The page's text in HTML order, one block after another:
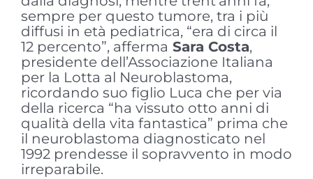
sempre per questo tumore, tra i più
diffusi in età pediatrica, “era di circa il
12 percento”, afferma Sara Costa,
presidente dell’Associazione Italiana
per la Lotta al Neuroblastoma,
ricordando suo figlio Luca che per via
della ricerca “ha vissuto otto anni di
qualità della vita fantastica” prima che
il neuroblastoma diagnosticato nel
1992 prendesse il sopravvento in modo
irreparabile.